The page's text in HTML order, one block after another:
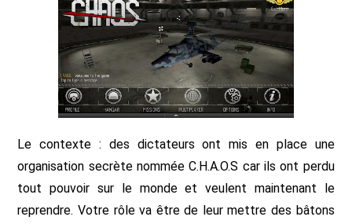
Le contexte : des dictateurs ont mis en place une
organisation secrète nommée C.H.A.O.S car ils ont perdu
tout pouvoir sur le monde et veulent maintenant le
reprendre. Votre rôle va être de leur mettre des bâtons